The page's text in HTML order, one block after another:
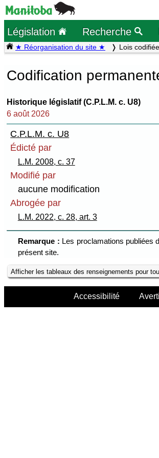
Législation Recherche
★ Réorganisation du site ★ Lois
Codification
Historique législatif (C.P.L.M. c. U8)
6 août 2026
C.P.L.M. c. U8
Édicté par
L.M. 2008, c. 37
Modifié par
aucune modification
Abrogée par
L.M. 2022, c. 28, art. 3
Remarque : Les proclamations publiées
présent site.
Afficher les tableaux des renseignements pour
Accessibilité